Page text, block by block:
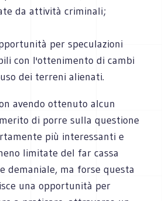
da attività criminali;
per speculazioni
con l'ottenimento di cambi
dei terreni alienati.
avendo ottenuto alcun
di porre sulla questione
più interessanti e
limitate del far cassa
demaniale, ma forse questa
una opportunità per